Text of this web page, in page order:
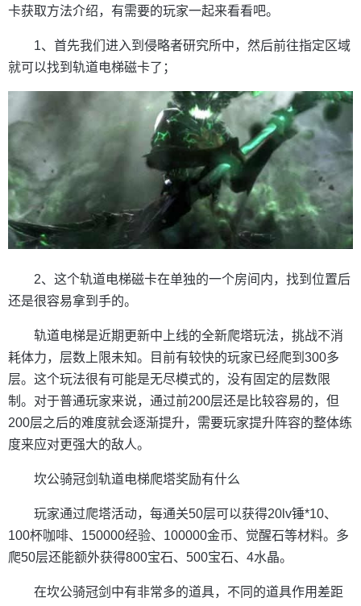
卡获取方法介绍，有需要的玩家一起来看看吧。
1、首先我们进入到侵略者研究所中，然后前往指定区域
就可以找到轨道电梯磁卡了；
2、这个轨道电梯磁卡在单独的一个房间内，找到位置后
还是很容易拿到手的。
轨道电梯是近期更新中上线的全新爬塔玩法，挑战不消
耗体力，层数上限未知。目前有较快的玩家已经爬到300多
层。这个玩法很有可能是无尽模式的，没有固定的层数限
制。对于普通玩家来说，通过前200层还是比较容易的，但
200层之后的难度就会逐渐提升，需要玩家提升阵容的整体练
度来应对更强大的敌人。
坎公骑冠剑轨道电梯爬塔奖励有什么
玩家通过爬塔活动，每通关50层可以获得20lv锤*10、
100杯咖啡、150000经验、100000金币、觉醒石等材料。多
爬50层还能额外获得800宝石、500宝石、4水晶。
在坎公骑冠剑中有非常多的道具，不同的道具作用差距